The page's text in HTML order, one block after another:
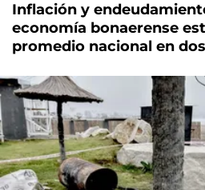
Inflación y
economía bonaerense
promedio nacional en